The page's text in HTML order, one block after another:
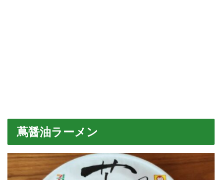
蔦醤油ラーメン